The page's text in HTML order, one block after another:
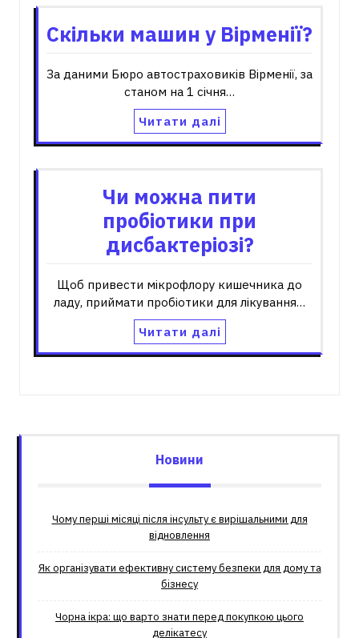
Скільки машин у Вірменії?
За даними Бюро автостраховиків Вірменії, за
станом на 1 січня…
Читати далі
Чи можна пити
пробіотики при
дисбактеріозі?
Щоб привести мікрофлору кишечника до
ладу, приймати пробіотики для лікування…
Читати далі
Новини
Чому перші місяці після інсульту є вирішальними для
відновлення
Як організувати ефективну систему безпеки для дому та
бізнесу
Чорна ікра: що варто знати перед покупкою цього
делікатесу